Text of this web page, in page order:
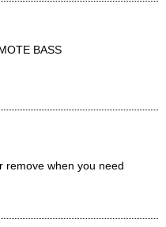
BASS
remove when you need